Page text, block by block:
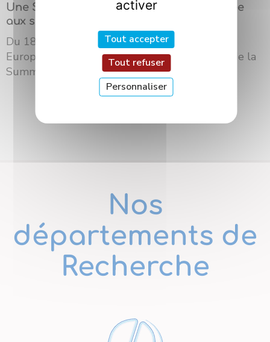
Une Summer School internationale dédiée
aux sciences des saveurs à Dijon
Du 18 au 21 mai 2026, l’Université Bourgogne
Europe a accueilli à Dijon la troisième édition de la
Summer School du ré...
Nos
départements de
Recherche
activer
Tout accepter
Tout refuser
Personnaliser